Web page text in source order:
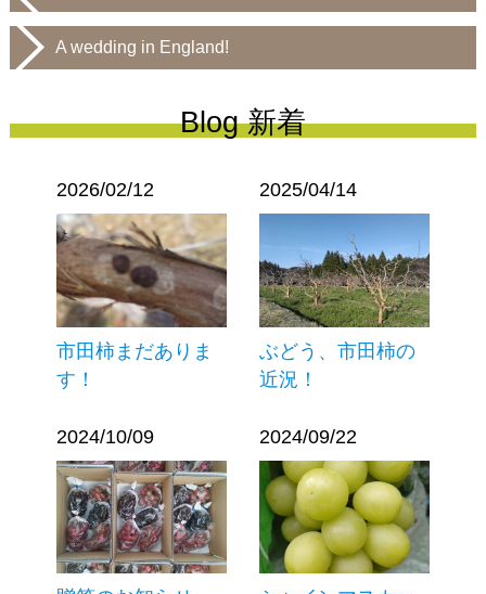
A wedding in England!
Blog 新着
2026/02/12
市田柿まだありま
す！
2025/04/14
ぶどう、市田柿の
近況！
2024/10/09 2024/09/22